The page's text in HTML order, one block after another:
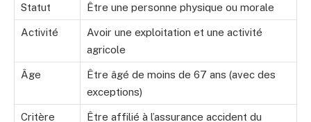
Statut Être une personne physique ou morale
Activité
Avoir une exploitation et une activité
agricole
Âge
Être âgé de moins de 67 ans (avec des
exceptions)
Critère
Être affilié à l’assurance accident du